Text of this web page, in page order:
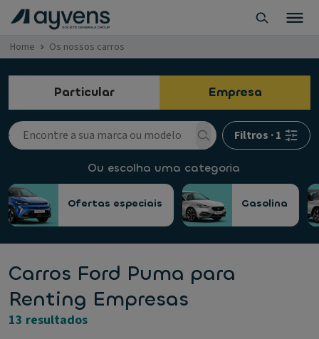
Home Os nossos carros
Particular Empresa
Filtros ·1
Ou escolha uma categoria
Ofertas especiais Gasolina
Carros Ford Puma para
Renting Empresas
13 resultados